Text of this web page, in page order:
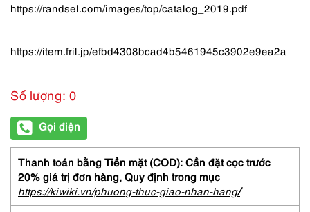
https://randsel.com/images/top/catalog_2019.pdf
https://item.fril.jp/efbd4308bcad4b5461945c3902e9ea2a
Số lượng: 0
Gọi điện
Thanh toán bằng Tiền mặt (COD): Cần đặt cọc trước
20% giá trị đơn hàng, Quy định trong mục
https://kiwiki.vn/phuong-thuc-giao-nhan-hang/